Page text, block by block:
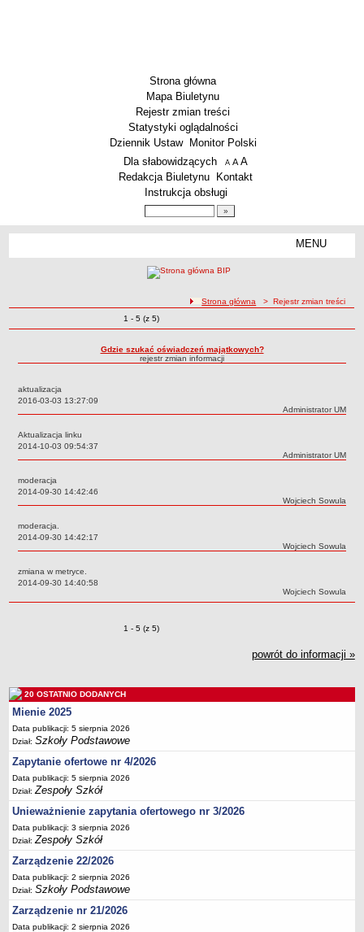
Strona główna
Mapa Biuletynu
Rejestr zmian treści
Statystyki oglądalności
Dziennik Ustaw
Monitor Polski
Menu dodatkowe
Dla słabowidzących A pomniejsz czcionkę
A standardowy rozmiar czcionki
A
Redakcja Biuletynu
Kontakt
Instrukcja obsługi
MENU
Techniczne Zakłady Naukowe
PRZEDSZKOLA
ARCHIWUM SZKÓŁ I PLACÓWEK
Zlikwidowane gimnazja
Przekształcone szkoły i placówki
Wielofunkcyjna Placówka
SPECJALNE OŚRODKI SZKOLNO-WYCHOWAWCZE
Specjalny Ośrodek nr 1
BURSA MIEJSKA
Dane podstawowe
Statut
Rejestry, ewidencje, archiwa
Deklaracja dostępności
PORADNIE PSYCHOLOGICZNO-PEDAGOGICZNE
Zespół Poradni
BIURO FINANSÓW OŚWIATY
Dane podstawowe
Statut
Majątek
Godziny dyżurów
Ogłoszenia
Zarządzenia
ścieżka nawigacji
Strona główna > Rejestr zmian treści
Zmiany o pozycjach
1 - 5 (z 5)
Gdzie szukać oświadczeń majątkowych?
rejestr zmian informacji
aktualizacja
Data:
2016-03-03 13:27:09
Autor:
Administrator UM
Aktualizacja linku
Data:
2014-10-03 09:54:37
Autor:
Administrator UM
moderacja
Data:
2014-09-30 14:42:46
Autor:
Wojciech Sowula
moderacja.
Data:
2014-09-30 14:42:17
Autor:
Wojciech Sowula
zmiana w metryce.
Data:
2014-09-30 14:40:58
Autor:
Wojciech Sowula
Zmiany o pozycjach
1 - 5 (z 5)
powrót do informacji »
20 OSTATNIO DODANYCH
Mienie 2025
Data publikacji: 5 sierpnia 2026
Dział:Szkoły Podstawowe
Zapytanie ofertowe nr 4/2026
Data publikacji: 5 sierpnia 2026
Dział:Zespoły Szkół
Unieważnienie zapytania ofertowego nr 3/2026
Data publikacji: 3 sierpnia 2026
Dział:Zespoły Szkół
Zarządzenie 22/2026
Data publikacji: 2 sierpnia 2026
Dział:Szkoły Podstawowe
Zarządzenie nr 21/2026
Data publikacji: 2 sierpnia 2026